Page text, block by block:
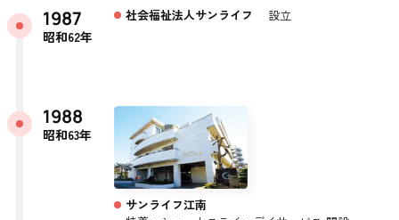
1987
昭和62年
社会福祉法人サンライフ 設立
1988
昭和63年
サンライフ江南